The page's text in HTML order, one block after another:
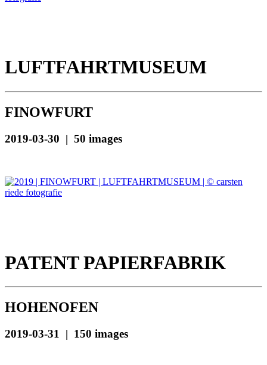
LUFTFAHRTMUSEUM
FINOWFURT
2019-03-30 | 50 images
PATENT PAPIERFABRIK
HOHENOFEN
2019-03-31 | 150 images